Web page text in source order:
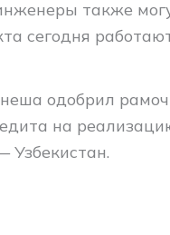
также
сегодня
одобрил
на